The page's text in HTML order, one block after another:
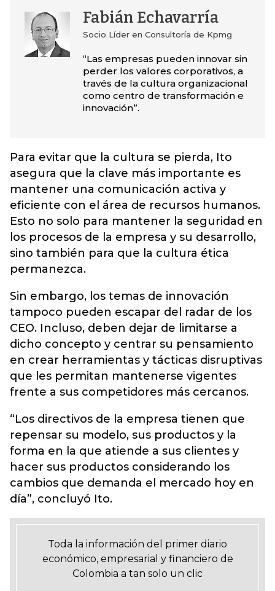
Fabián Echavarría
Socio Líder en Consultoría de Kpmg
“Las empresas pueden innovar sin
perder los valores corporativos, a
través de la cultura organizacional
como centro de transformación e
innovación”.
Para evitar que la cultura se pierda, Ito
asegura que la clave más importante es
mantener una comunicación activa y
eficiente con el área de recursos humanos.
Esto no solo para mantener la seguridad en
los procesos de la empresa y su desarrollo,
sino también para que la cultura ética
permanezca.
Sin embargo, los temas de innovación
tampoco pueden escapar del radar de los
CEO. Incluso, deben dejar de limitarse a
dicho concepto y centrar su pensamiento
en crear herramientas y tácticas disruptivas
que les permitan mantenerse vigentes
frente a sus competidores más cercanos.
“Los directivos de la empresa tienen que
repensar su modelo, sus productos y la
forma en la que atiende a sus clientes y
hacer sus productos considerando los
cambios que demanda el mercado hoy en
día”, concluyó Ito.
Toda la información del primer diario
económico, empresarial y financiero de
Colombia a tan solo un clic